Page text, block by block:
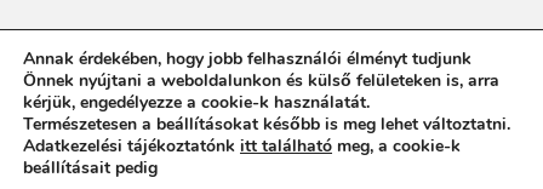
Impresszum
Adatvédelmi tájékoztató
Általános Szerződési Feltételek
Annak érdekében, hogy jobb felhasználói élményt tudjunk
Önnek nyújtani a weboldalunkon és külső felületeken is, arra
kérjük, engedélyezze a cookie-k használatát.
Természetesen a beállításokat később is meg lehet változtatni.
Adatkezelési tájékoztatónk itt található meg, a cookie-k
beállításait pedig